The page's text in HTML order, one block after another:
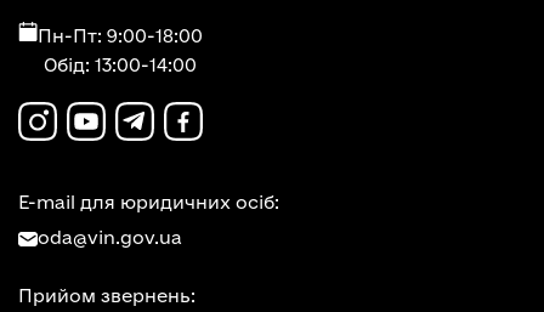
Пн-Пт: 9:00-18:00
Обід: 13:00-14:00
E-mail для юридичних осіб:
oda@vin.gov.ua
Прийом звернень: